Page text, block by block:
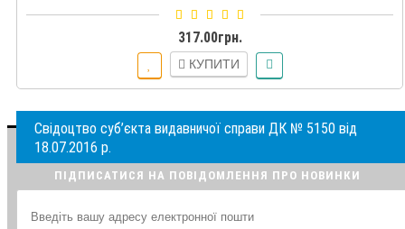
317.00грн.
КУПИТИ
Свідоцтво суб’єкта видавничої справи ДК № 5150 від
18.07.2016 р.
ПІДПИСАТИСЯ НА ПОВІДОМЛЕННЯ ПРО НОВИНКИ